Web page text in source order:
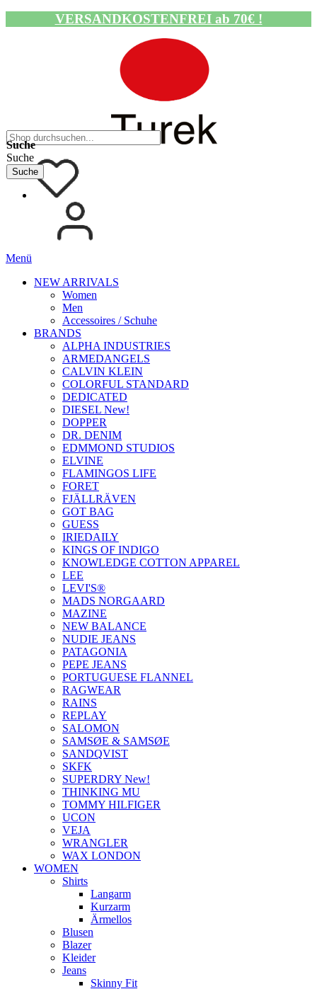
VERSANDKOSTENFREI ab 70€ !
Navigation umschalten
Suche
Suche
Suche
Menü
NEW ARRIVALS
Women
Men
Accessoires / Schuhe
BRANDS
ALPHA INDUSTRIES
ARMEDANGELS
CALVIN KLEIN
COLORFUL STANDARD
DEDICATED
DIESEL New!
DOPPER
DR. DENIM
EDMMOND STUDIOS
ELVINE
FLAMINGOS LIFE
FORET
FJÄLLRÄVEN
GOT BAG
GUESS
IRIEDAILY
KINGS OF INDIGO
KNOWLEDGE COTTON APPAREL
LEE
LEVI'S®
MADS NORGAARD
MAZINE
NEW BALANCE
NUDIE JEANS
PATAGONIA
PEPE JEANS
PORTUGUESE FLANNEL
RAGWEAR
RAINS
REPLAY
SALOMON
SAMSØE & SAMSØE
SANDQVIST
SKFK
SUPERDRY New!
THINKING MU
TOMMY HILFIGER
UCON
VEJA
WRANGLER
WAX LONDON
WOMEN
Shirts
Langarm
Kurzarm
Ärmellos
Blusen
Blazer
Kleider
Jeans
Skinny Fit